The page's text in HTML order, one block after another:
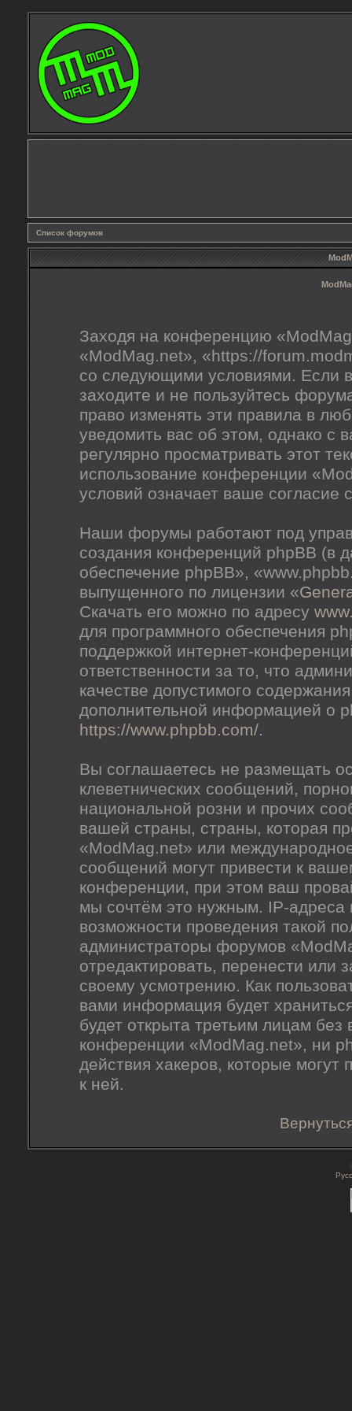
Список форумов
Заходя на конференцию
«ModMag.net», «https://
со следующими условиями. Если
заходите и не пользуйтесь
право изменять эти правила в
уведомить вас об этом, однако
регулярно просматривать этот
использование конференции
условий означает ваше согласие
Наши форумы работают под
создания конференций phpBB (в
обеспечение phpBB»,
выпущенного по лицензии «
Скачать его можно по адресу
для программного обеспечения
поддержкой интернет-
ответственности за то, что
качестве допустимого
дополнительной информацией о
https://www.phpbb.com/.
Вы соглашаетесь не размещать
клеветнических сообщений,
национальной розни и прочих
вашей страны, страны, которая
«ModMag.net» или
сообщений могут привести к
конференции, при этом ваш
мы сочтём это нужным. IP-адреса
возможности проведения такой
администраторы форумов
отредактировать, перенести
своему усмотрению. Как
вами информация будет
будет открыта третьим лицам
конференции «ModMag.net», ни
действия хакеров, которые могут
к ней.